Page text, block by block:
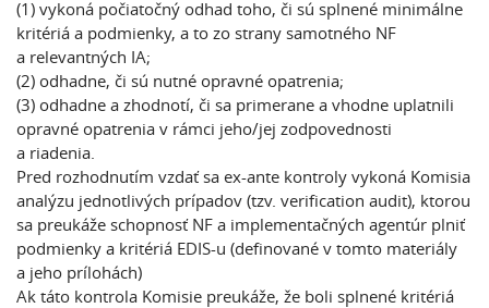
(1) vykoná počiatočný odhad toho, či sú splnené minimálne
kritériá a podmienky, a to zo strany samotného NF
a relevantných IA;
(2) odhadne, či sú nutné opravné opatrenia;
(3) odhadne a zhodnotí, či sa primerane a vhodne uplatnili
opravné opatrenia v rámci jeho/jej zodpovednosti
a riadenia.
Pred rozhodnutím vzdať sa ex-ante kontroly vykoná Komisia
analýzu jednotlivých prípadov (tzv. verification audit), ktorou
sa preukáže schopnosť NF a implementačných agentúr plniť
podmienky a kritériá EDIS-u (definované v tomto materiály
a jeho prílohách)
Ak táto kontrola Komisie preukáže, že boli splnené kritériá